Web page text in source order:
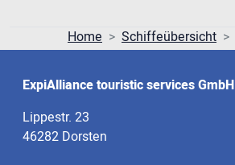
Home Schiffeübersicht
ExpiAlliance touristic services GmbH
Lippestr. 23
46282 Dorsten